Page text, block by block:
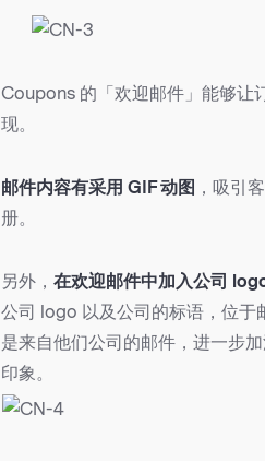
Coupons 的「欢迎邮件」能够让
现。
邮件内容有采用 GIF 动图 ，吸引
册。
另外， 在欢迎邮件中加入公司
公司 logo 以及公司的标语，位于
是来自他们公司的邮件，进一步
印象。